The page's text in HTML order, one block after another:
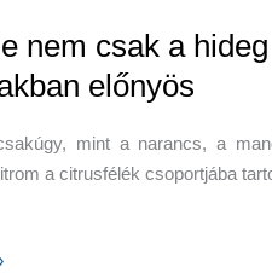
nem csak a hideg
előnyös
mint a narancs, a
a citrusfélék csoportjába